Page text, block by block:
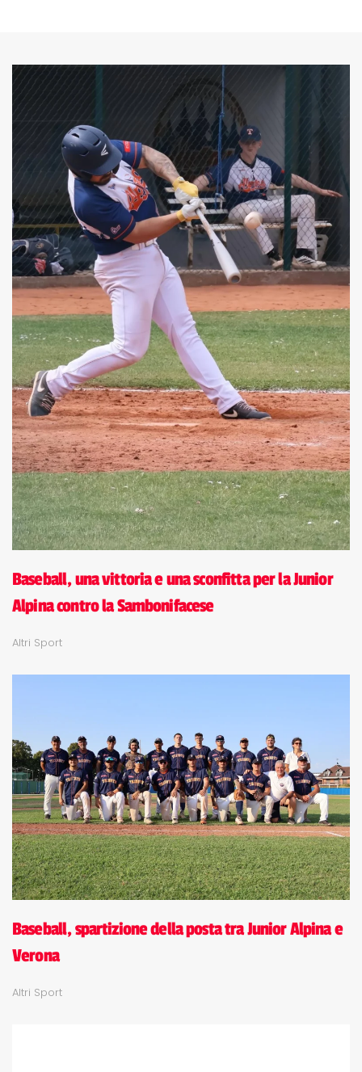
Baseball, una vittoria e una sconfitta per la Junior
Alpina contro la Sambonifacese
Altri Sport
Baseball, spartizione della posta tra Junior Alpina e
Verona
Altri Sport